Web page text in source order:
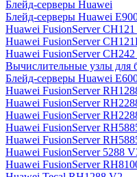
Блейд-серверы Huawei
Блейд-серверы Huawei
Huawei FusionServer
Huawei FusionServer
Huawei FusionServer
Вычислительные узлы для
Блейд-серверы Huawei
Huawei FusionServer
Huawei FusionServer
Huawei FusionServer
Huawei FusionServer
Huawei FusionServer
Huawei FusionServer 5288
Huawei FusionServer